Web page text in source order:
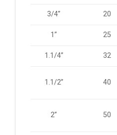
3/4” 20
1” 25
1.1/4” 32
1.1/2” 40
2” 50